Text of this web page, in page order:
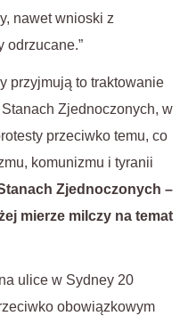
nawet wnioski z
odrzucane.”
przyjmują to traktowanie
Zjednoczonych, w
przeciwko temu, co
komunizmu i tyranii
Zjednoczonych –
mierze milczy na temat
ulice w Sydney 20
obowiązkowym